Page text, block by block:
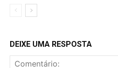
DEIXE UMA RESPOSTA